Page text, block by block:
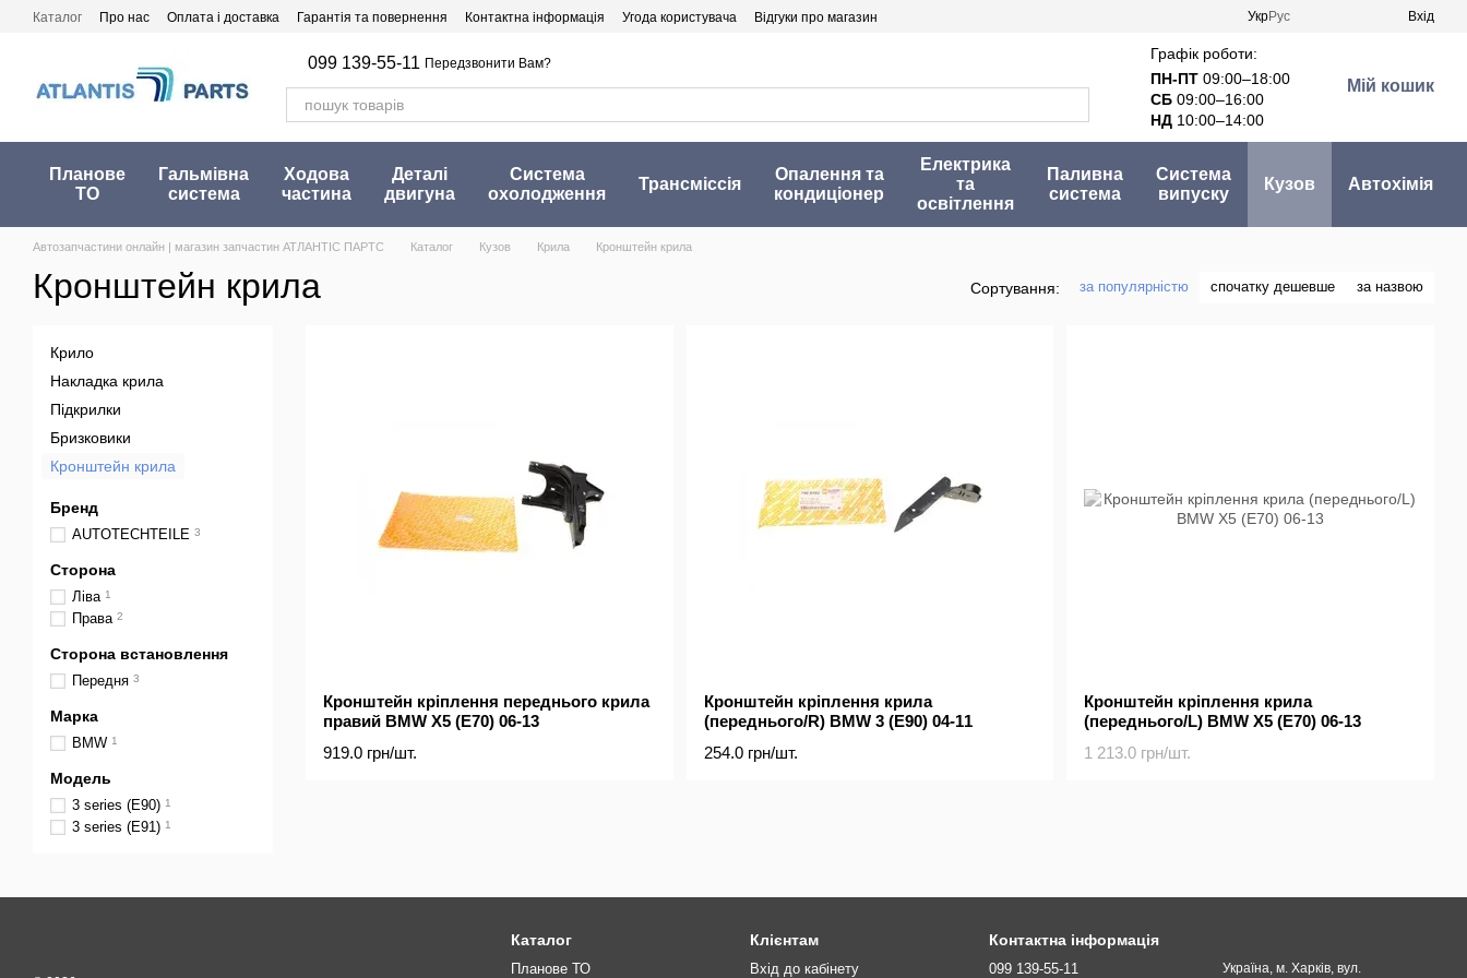
Перейти до основного контенту
Каталог Про нас Оплата і доставка Гарантія та повернення Контактна інформація Угода користувача Відгуки про магазин УкрРус Вхід
099 139-55-11 Передзвонити Вам?
Графік роботи:
ПН-ПТ 09:00–18:00
СБ 09:00–16:00
НД 10:00–14:00
Мій кошик
Планове
ТО
Гальмівна
система
Ходова
частина
Деталі
двигуна
Система
охолодження
Трансміссія
Опалення та
кондиціонер
Електрика
та
освітлення
Паливна
система
Система
випуску
Кузов Автохімія
Автозапчастини онлайн | магазин запчастин АТЛАНТІС ПАРТС Каталог Кузов Крила Кронштейн крила
Кронштейн крила Сортування: за популярністю спочатку дешевше за назвою
Кронштейн кріплення переднього крила
правий BMW X5 (E70) 06-13
919.0 грн/шт.
Кронштейн кріплення крила
(переднього/R) BMW 3 (E90) 04-11
254.0 грн/шт.
Кронштейн кріплення крила
(переднього/L) BMW X5 (E70) 06-13
1 213.0 грн/шт.
Крило
Накладка крила
Підкрилки
Бризковики
Кронштейн крила
Бренд
AUTOTECHTEILE 3
Сторона
Ліва 1
Права 2
Сторона встановлення
Передня 3
Марка
BMW 1
Модель
3 series (E90) 1
3 series (E91) 1
Каталог
Планове ТО
Клієнтам
Вхід до кабінету
Контактна інформація
099 139-55-11
Україна, м. Харків, вул.